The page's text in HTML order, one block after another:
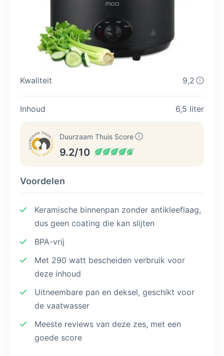
Kwaliteit 9,2
Inhoud 6,5 liter
Duurzaam Thuis Score
9.2/10
Voordelen
Keramische binnenpan zonder antikleeflaag,
dus geen coating die kan slijten
BPA-vrij
Met 290 watt bescheiden verbruik voor
deze inhoud
Uitneembare pan en deksel, geschikt voor
de vaatwasser
Meeste reviews van deze zes, met een
goede score